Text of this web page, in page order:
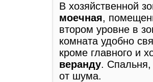
В хозяйственной
моечная,
втором уровне в
комната удобно
кроме главного и
веранду. Спальня,
от шума.